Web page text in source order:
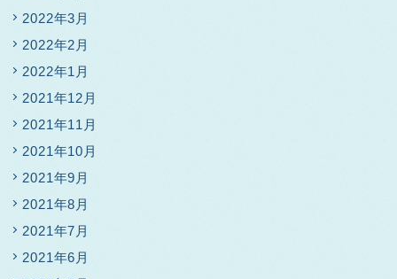
2022年3月
2022年2月
2022年1月
2021年12月
2021年11月
2021年10月
2021年9月
2021年8月
2021年7月
2021年6月